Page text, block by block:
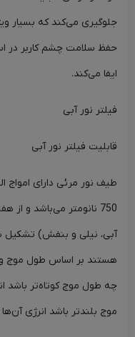
جلوگیری می‌کند که بسیار
حفظ سلامت چشم کاربر در
ایفا می‌کند.
فیلتر نور آبی
قابلیت فیلتر نور آبی
750 نانومتر می‌باشد و
آبی، نیلی و بنفش) تشکیل
هستند بر اساس طول موج
چه طول موج کوتاه‌تر
موج بلندتر باشد انرژی